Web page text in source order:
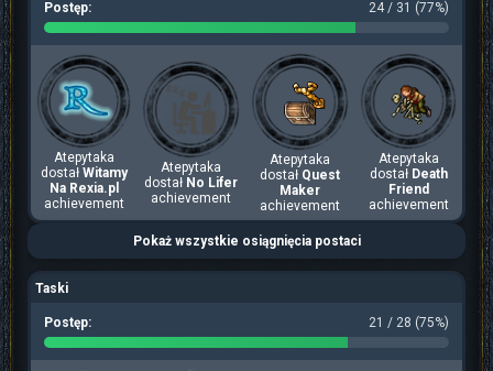
Postęp: 24 / 31 (77%)
Atepytaka
dostał Witamy
Na Rexia.pl
achievement
Atepytaka
dostał No Lifer
achievement
Atepytaka
dostał Quest
Maker
achievement
Atepytaka
dostał Death
Friend
achievement
Pokaż wszystkie osiągnięcia postaci
Taski
Postęp: 21 / 28 (75%)